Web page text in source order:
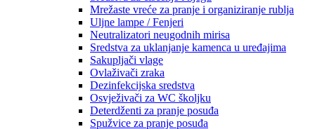
Mrežaste vreće za pranje i organiziranje rublja
Uljne lampe / Fenjeri
Neutralizatori neugodnih mirisa
Sredstva za uklanjanje kamenca u uređajima
Sakupljači vlage
Ovlaživači zraka
Dezinfekcijska sredstva
Osvježivači za WC školjku
Deterdženti za pranje posuđa
Spužvice za pranje posuđa